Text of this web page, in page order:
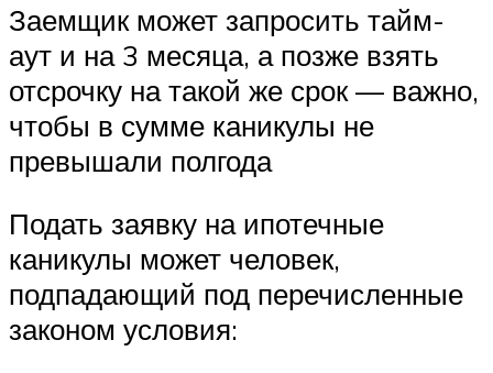
Заемщик может запросить тайм-
аут и на 3 месяца, а позже взять
отсрочку на такой же срок — важно,
чтобы в сумме каникулы не
превышали полгода
Подать заявку на ипотечные
каникулы может человек,
подпадающий под перечисленные
законом условия: